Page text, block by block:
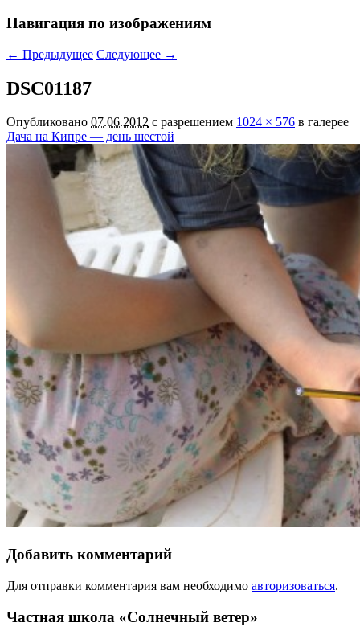
Навигация по изображениям
← Предыдущее Следующее →
DSC01187
Опубликовано 07.06.2012 с разрешением 1024 × 576 в галерее
Дача на Кипре — день шестой
Добавить комментарий
Для отправки комментария вам необходимо авторизоваться.
Частная школа «Солнечный ветер»